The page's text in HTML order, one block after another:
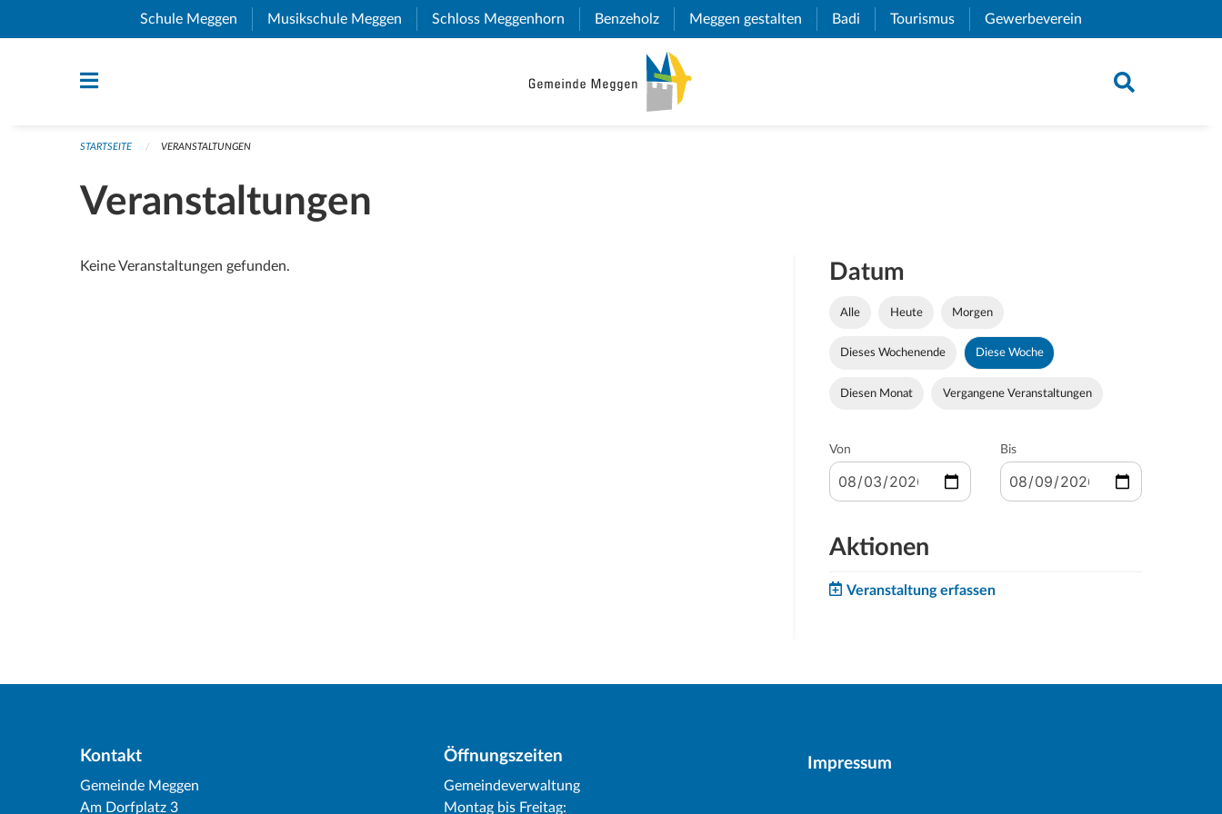
Navigation überspringen
Schule Meggen (External Link)
Musikschule Meggen (External Link)
Schloss Meggenhorn (External Link)
Benzeholz (External Link)
Meggen gestalten (External Link)
Badi (External Link)
Tourismus (External Link)
Gewerbeverein
STARTSEITE VERANSTALTUNGEN
Veranstaltungen
Keine Veranstaltungen gefunden. Datum
Alle Heute Morgen
Dieses Wochenende Diese Woche
Diesen Monat Vergangene Veranstaltungen
Von Bis
Aktionen
Veranstaltung erfassen
Kontakt
Gemeinde Meggen
Am Dorfplatz 3
Öffnungszeiten
Gemeindeverwaltung
Montag bis Freitag:
Impressum